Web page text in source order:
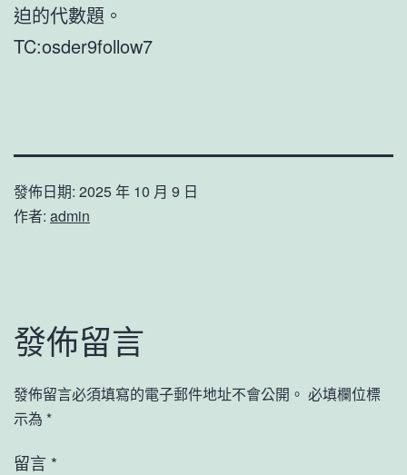
迫的代數題。
TC:osder9follow7
發佈日期: 2025 年 10 月 9 日
作者: admin
發佈留言
發佈留言必須填寫的電子郵件地址不會公開。 必填欄位標
示為 *
留言 *